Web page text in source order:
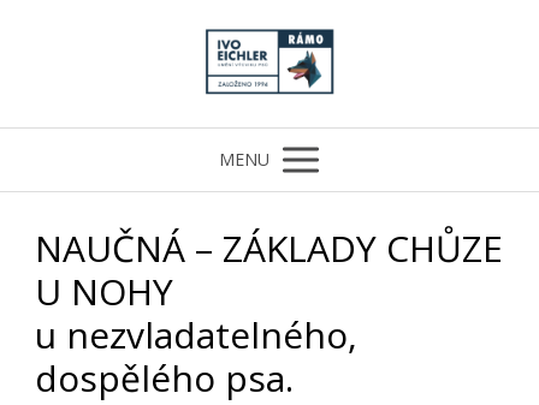
MENU
NAUČNÁ – ZÁKLADY CHŮZE
U NOHY
u nezvladatelného,
dospělého psa.